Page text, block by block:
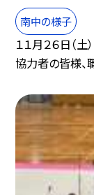
南中の様子
１１月２６日（
協力者の皆様、